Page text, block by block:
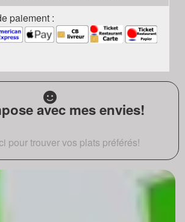
paiement :
avec mes envies!
pour trouver vos plats préférés!